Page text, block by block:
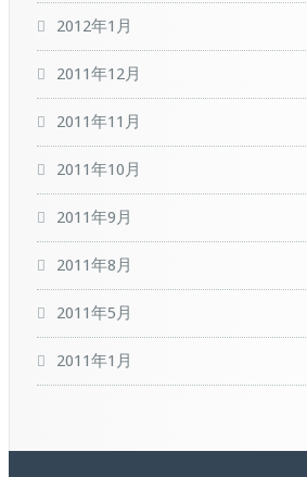
2012年1月
2011年12月
2011年11月
2011年10月
2011年9月
2011年8月
2011年5月
2011年1月